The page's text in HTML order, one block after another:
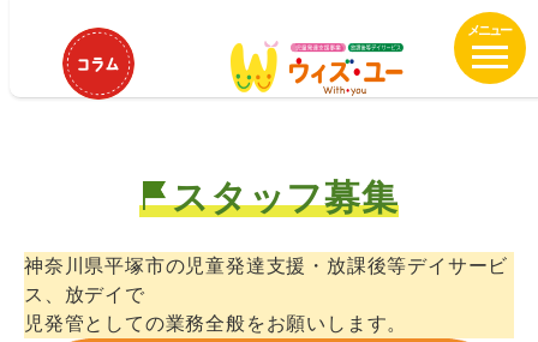
へ
移
動
ウィズ・ユー平塚駅南口 児童発達
支援管理責任者募集！
スタッフ募集
神奈川県平塚市の児童発達支援・放課後等デイサービ
ス、放デイで
児発管としての業務全般をお願いします。